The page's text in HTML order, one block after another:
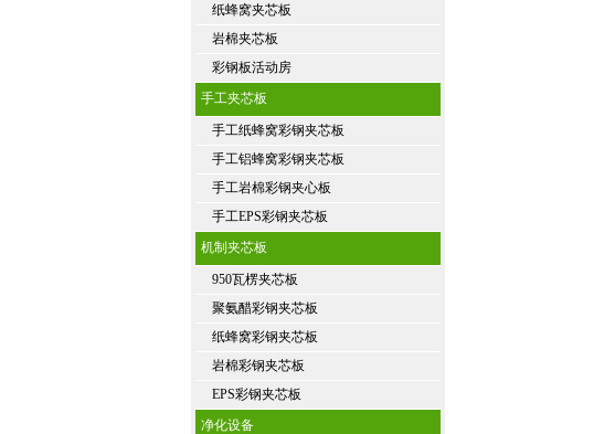
纸蜂窝夹芯板
岩棉夹芯板
彩钢板活动房
手工夹芯板
手工纸蜂窝彩钢夹芯板
手工铝蜂窝彩钢夹芯板
手工岩棉彩钢夹心板
手工EPS彩钢夹芯板
机制夹芯板
950瓦楞夹芯板
聚氨醋彩钢夹芯板
纸蜂窝彩钢夹芯板
岩棉彩钢夹芯板
EPS彩钢夹芯板
净化设备